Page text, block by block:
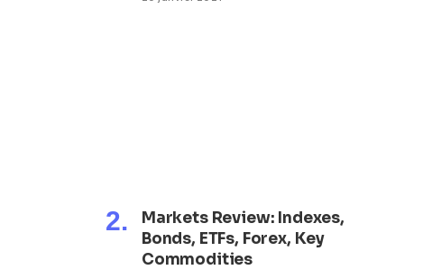
Markets Review: Indexes,
Bonds, ETFs, Forex, Key
Commodities